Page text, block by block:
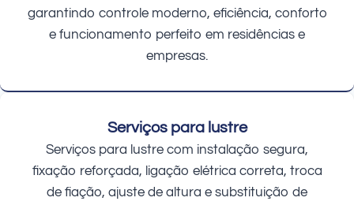
garantindo controle moderno, eficiência, conforto
e funcionamento perfeito em residências e
empresas.
Serviços para lustre
Serviços para lustre com instalação segura,
fixação reforçada, ligação elétrica correta, troca
de fiação, ajuste de altura e substituição de